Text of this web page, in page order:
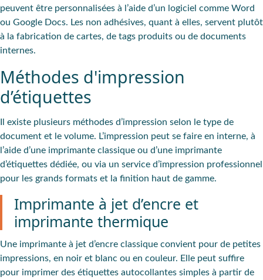
peuvent être personnalisées à l’aide d’un logiciel comme Word
ou Google Docs. Les non adhésives, quant à elles, servent plutôt
à la fabrication de cartes, de tags produits ou de documents
internes.
Méthodes d'impression
d’étiquettes
Il existe plusieurs méthodes d’impression selon le type de
document et le volume. L’impression peut se faire en interne, à
l’aide d’une imprimante classique ou d’une imprimante
d’étiquettes dédiée, ou via un service d’impression professionnel
pour les grands formats et la finition haut de gamme.
Imprimante à jet d’encre et
imprimante thermique
Une imprimante à jet d’encre classique convient pour de petites
impressions, en noir et blanc ou en couleur. Elle peut suffire
pour imprimer des étiquettes autocollantes simples à partir de